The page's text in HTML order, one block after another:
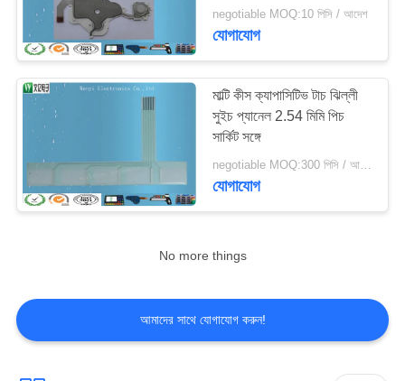
negotiable MOQ:10 পিসি / আদেশ
যোগাযোগ
মাল্টি কীস ক্যাপাসিটিভ টাচ ঝিল্লী
সুইচ প্যানেল 2.54 মিমি পিচ
সার্কিট সঙ্গে
negotiable MOQ:300 পিসি / আদেশ
যোগাযোগ
No more things
আমাদের সাথে যোগাযোগ করুন!